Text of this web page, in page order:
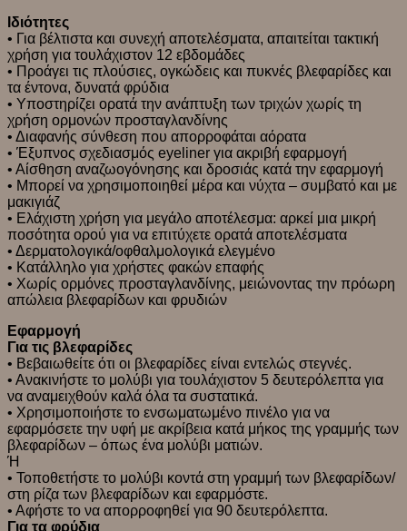
Ιδιότητες
• Για βέλτιστα και συνεχή αποτελέσματα, απαιτείται τακτική
χρήση για τουλάχιστον 12 εβδομάδες
• Προάγει τις πλούσιες, ογκώδεις και πυκνές βλεφαρίδες και
τα έντονα, δυνατά φρύδια
• Υποστηρίζει ορατά την ανάπτυξη των τριχών χωρίς τη
χρήση ορμονών προσταγλανδίνης
• Διαφανής σύνθεση που απορροφάται αόρατα
• Έξυπνος σχεδιασμός eyeliner για ακριβή εφαρμογή
• Αίσθηση αναζωογόνησης και δροσιάς κατά την εφαρμογή
• Μπορεί να χρησιμοποιηθεί μέρα και νύχτα – συμβατό και με
μακιγιάζ
• Ελάχιστη χρήση για μεγάλο αποτέλεσμα: αρκεί μια μικρή
ποσότητα ορού για να επιτύχετε ορατά αποτελέσματα
• Δερματολογικά/οφθαλμολογικά ελεγμένο
• Κατάλληλο για χρήστες φακών επαφής
• Χωρίς ορμόνες προσταγλανδίνης, μειώνοντας την πρόωρη
απώλεια βλεφαρίδων και φρυδιών
Εφαρμογή
Για τις βλεφαρίδες
• Βεβαιωθείτε ότι οι βλεφαρίδες είναι εντελώς στεγνές.
• Ανακινήστε το μολύβι για τουλάχιστον 5 δευτερόλεπτα για
να αναμειχθούν καλά όλα τα συστατικά.
• Χρησιμοποιήστε το ενσωματωμένο πινέλο για να
εφαρμόσετε την υφή με ακρίβεια κατά μήκος της γραμμής των
βλεφαρίδων – όπως ένα μολύβι ματιών.
Ή
• Τοποθετήστε το μολύβι κοντά στη γραμμή των βλεφαρίδων/
στη ρίζα των βλεφαρίδων και εφαρμόστε.
• Αφήστε το να απορροφηθεί για 90 δευτερόλεπτα.
Για τα φρύδια